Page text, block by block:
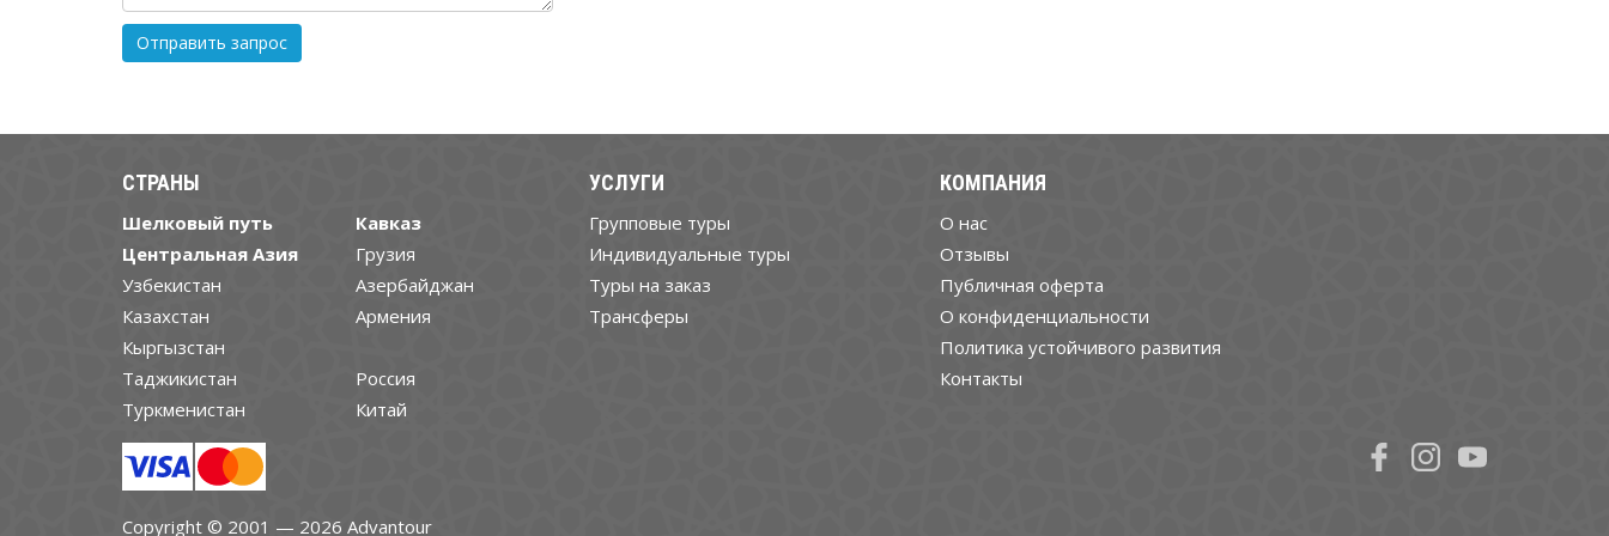
СТРАНЫ
Шелковый путь
Центральная Азия
Узбекистан
Казахстан
Кыргызстан
Таджикистан
Туркменистан
Кавказ
Грузия
Азербайджан
Армения
Россия
Китай
УСЛУГИ
Групповые туры
Индивидуальные туры
Туры на заказ
Трансферы
КОМПАНИЯ
О нас
Отзывы
Публичная оферта
О конфиденциальности
Политика устойчивого развития
Контакты
Copyright © 2001 — 2026 Advantour